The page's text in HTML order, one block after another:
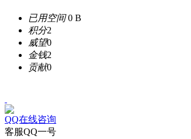
已用空间0 B
积分2
威望0
金钱2
贡献0
QQ在线咨询
客服QQ一号